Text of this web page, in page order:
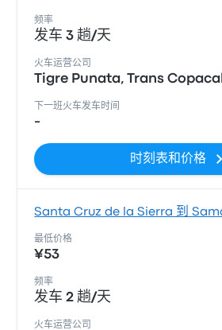
频率
发车 3 趟/天
火车运营公司
Tigre Punata, Trans
下一班火车发车时间
-
时刻表和价格
Santa Cruz de la Sierra 到
最低价格
¥53
频率
发车 2 趟/天
火车运营公司